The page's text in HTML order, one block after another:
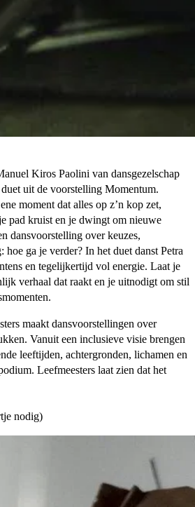
Kiros Paolini van dansgezelschap
uit de voorstelling Momentum.
moment dat alles op z’n kop zet,
pad kruist en je dwingt om nieuwe
dansvoorstelling over keuzes,
hoe ga je verder? In het duet danst Petra
en tegelijkertijd vol energie. Laat je
verhaal dat raakt en je uitnodigt om stil
maakt dansvoorstellingen over
Vanuit een inclusieve visie brengen
leeftijden, achtergronden, lichamen en
Leefmeesters laat zien dat het
nodig)